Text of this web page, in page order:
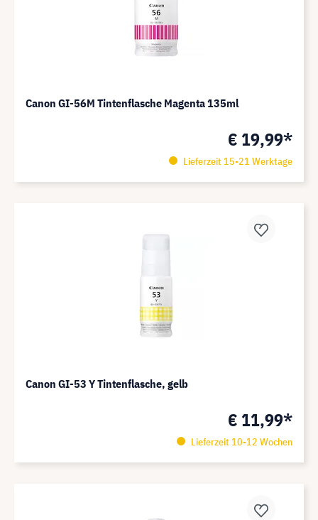
Canon GI-56M Tintenflasche Magenta 135ml
€ 19,99*
Lieferzeit 15-21 Werktage
Canon GI-53 Y Tintenflasche, gelb
€ 11,99*
Lieferzeit 10-12 Wochen